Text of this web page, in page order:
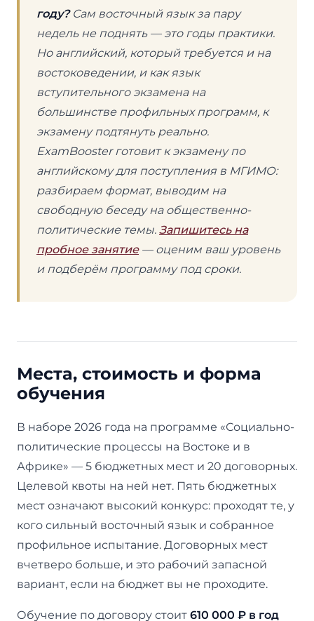
году?Сам восточный язык за пару
недель не поднять — это годы практики.
Но английский, который требуется и на
востоковедении, и как язык
вступительного экзамена на
большинстве профильных программ, к
экзамену подтянуть реально.
ExamBooster готовит к экзамену по
английскому для поступления в МГИМО:
разбираем формат, выводим на
свободную беседу на общественно-
политические темы. Запишитесь на
пробное занятие— оценим ваш уровень
и подберём программу под сроки.
Места, стоимость и форма
обучения
В наборе 2026 года на программе «Социально-
политические процессы на Востоке и в
Африке» — 5 бюджетных мест и 20 договорных.
Целевой квоты на ней нет. Пять бюджетных
мест означают высокий конкурс: проходят те, у
кого сильный восточный язык и собранное
профильное испытание. Договорных мест
вчетверо больше, и это рабочий запасной
вариант, если на бюджет вы не проходите.
Обучение по договору стоит 610 000 ₽ в год